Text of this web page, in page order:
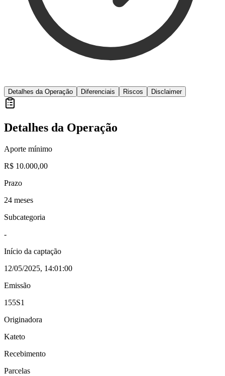
Detalhes da Operação Diferenciais Riscos Disclaimer
Detalhes da Operação
Aporte mínimo
R$ 10.000,00
Prazo
24 meses
Subcategoria
-
Início da captação
12/05/2025, 14:01:00
Emissão
155S1
Originadora
Kateto
Recebimento
Parcelas